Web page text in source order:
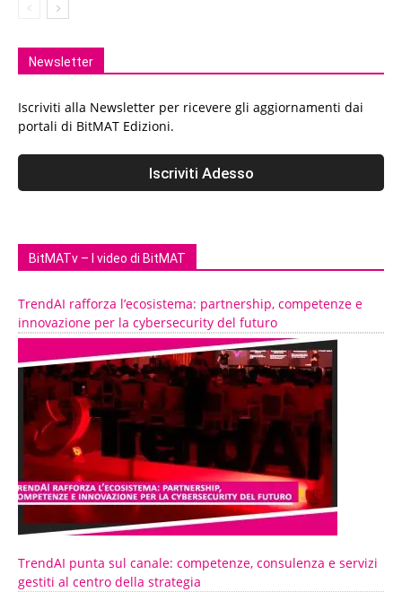
Newsletter
Iscriviti alla Newsletter per ricevere gli aggiornamenti dai
portali di BitMAT Edizioni.
BitMATv – I video di BitMAT
TrendAI rafforza l’ecosistema: partnership, competenze e
innovazione per la cybersecurity del futuro
TrendAI punta sul canale: competenze, consulenza e servizi
gestiti al centro della strategia